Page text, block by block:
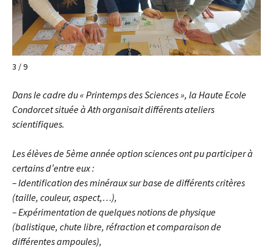
3 / 9
Dans le cadre du « Printemps des Sciences », la Haute Ecole
Condorcet située à Ath organisait différents ateliers
scientifiques.
Les élèves de 5ème année option sciences ont pu participer à
certains d’entre eux :
– Identification des minéraux sur base de différents critères
(taille, couleur, aspect,…),
– Expérimentation de quelques notions de physique
(balistique, chute libre, réfraction et comparaison de
différentes ampoules),